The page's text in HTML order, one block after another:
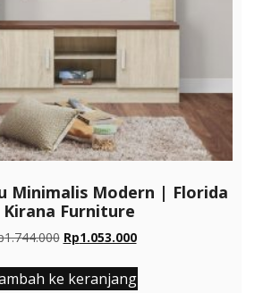
Minimalis Modern | Florida
Kirana Furniture
1.744.000 Harga
adalah:
Rp1.053.000Harga
ini
ke keranjang